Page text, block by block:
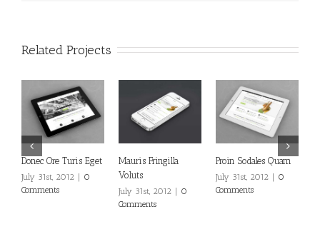
Related Projects
Donec Ore Turis Eget
July 31st, 2012 | 0
Comments
Mauris Fringilla
Voluts
July 31st, 2012 | 0
Comments
Proin Sodales Quam
July 31st, 2012 | 0
Comments